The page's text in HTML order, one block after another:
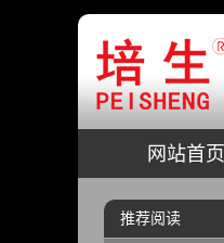
网站首页
推荐阅读